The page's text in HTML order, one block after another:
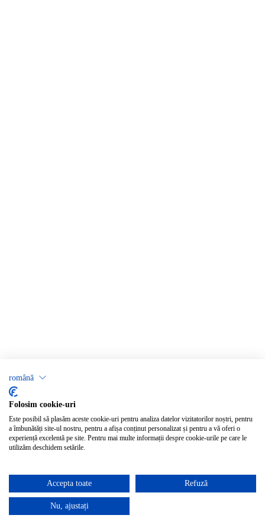
română
Folosim cookie-uri
Este posibil să plasăm aceste cookie-uri pentru analiza datelor vizitatorilor noștri, pentru
a îmbunătăți site-ul nostru, pentru a afișa conținut personalizat și pentru a vă oferi o
experiență excelentă pe site. Pentru mai multe informații despre cookie-urile pe care le
utilizăm deschidem setările.
Accepta toate Refuză
Nu, ajustați